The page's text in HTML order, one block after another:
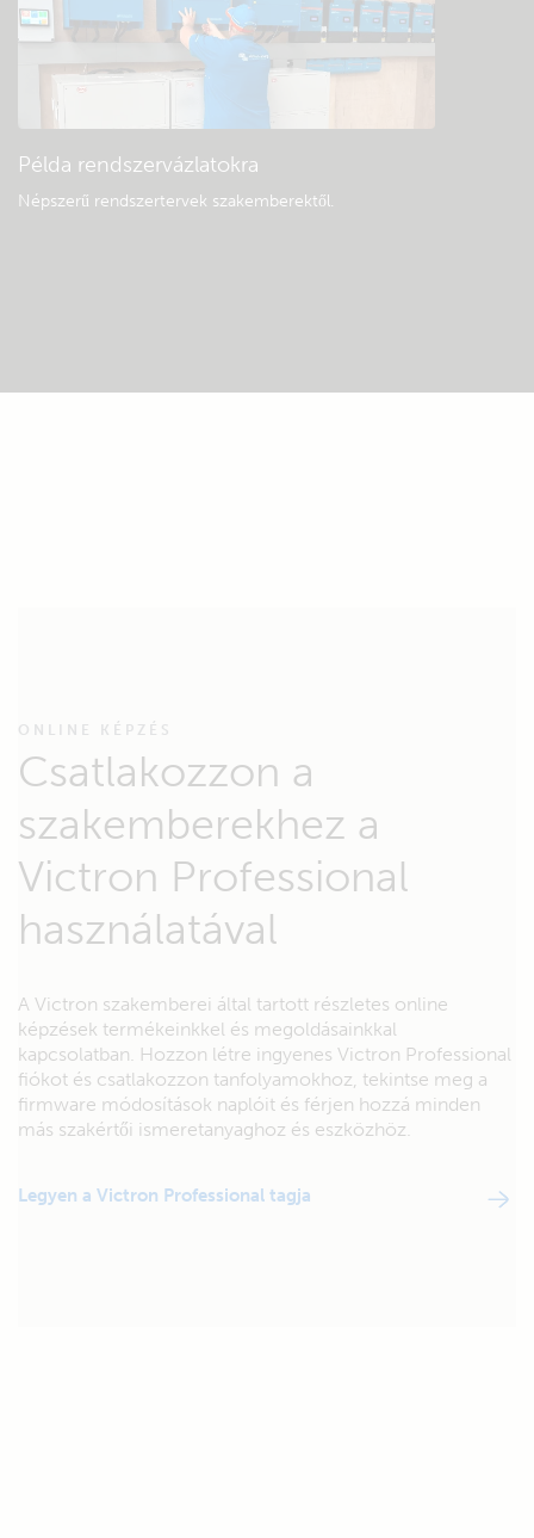
Példa rendszervázlatokra
Népszerű rendszertervek szakemberektől.
ONLINE KÉPZÉS
Csatlakozzon a
szakemberekhez a
Victron Professional
használatával
A Victron szakemberei által tartott részletes online
képzések termékeinkkel és megoldásainkkal
kapcsolatban. Hozzon létre ingyenes Victron Professional
fiókot és csatlakozzon tanfolyamokhoz, tekintse meg a
firmware módosítások naplóit és férjen hozzá minden
más szakértői ismeretanyaghoz és eszközhöz.
Legyen a Victron Professional tagja